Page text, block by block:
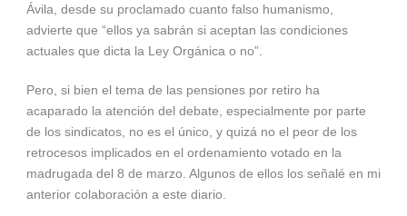
Ávila, desde su proclamado cuanto falso humanismo,
advierte que “ellos ya sabrán si aceptan las condiciones
actuales que dicta la Ley Orgánica o no”.
Pero, si bien el tema de las pensiones por retiro ha
acaparado la atención del debate, especialmente por parte
de los sindicatos, no es el único, y quizá no el peor de los
retrocesos implicados en el ordenamiento votado en la
madrugada del 8 de marzo. Algunos de ellos los señalé en mi
anterior colaboración a este diario.